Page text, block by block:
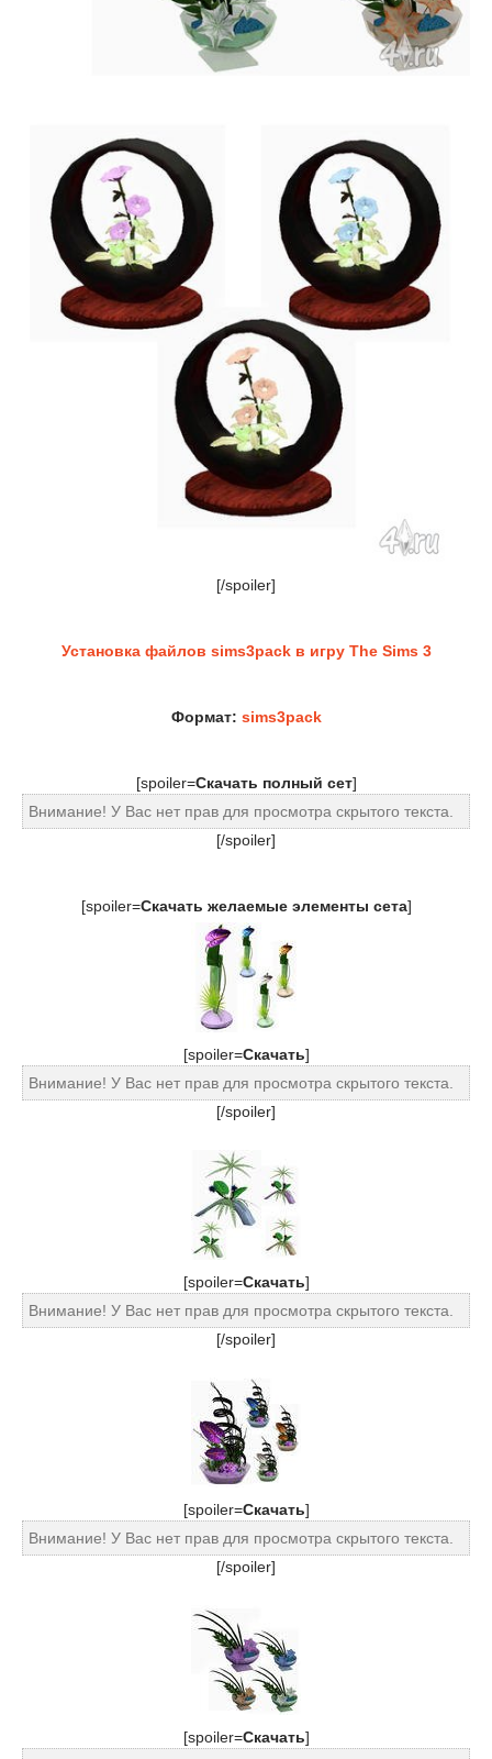
[/spoiler]
Установка файлов sims3pack в игру The Sims 3
Формат: sims3pack
[spoiler=Скачать полный сет]
Внимание! У Вас нет прав для просмотра скрытого текста.
[/spoiler]
[spoiler=Скачать желаемые элементы сета]
[spoiler=Cкачать]
Внимание! У Вас нет прав для просмотра скрытого текста.
[/spoiler]
[spoiler=Cкачать]
Внимание! У Вас нет прав для просмотра скрытого текста.
[/spoiler]
[spoiler=Cкачать]
Внимание! У Вас нет прав для просмотра скрытого текста.
[/spoiler]
[spoiler=Cкачать]